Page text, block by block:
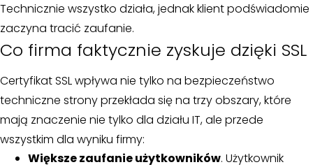
Technicznie wszystko działa, jednak klient podświadomie
zaczyna tracić zaufanie.
Co firma faktycznie zyskuje dzięki SSL
Certyfikat SSL wpływa nie tylko na bezpieczeństwo
techniczne strony przekłada się na trzy obszary, które
mają znaczenie nie tylko dla działu IT, ale przede
wszystkim dla wyniku firmy:
Większe zaufanie użytkowników. Użytkownik